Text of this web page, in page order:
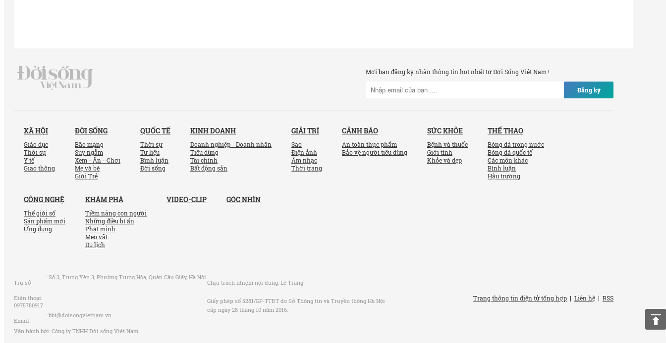
Mời bạn đăng ký nhận thông tin hot nhất từ Đời Sống Việt Nam !
Đăng ký
XÃ HỘI
Giáo dục
Thời sự
Y tế
Giao thông
ĐỜI SỐNG
Bão mạng
Suy ngẫm
Xem - Ăn - Chơi
Mẹ và bé
Giới Trẻ
QUỐC TẾ
Thời sự
Tư liệu
Bình luận
Đời sống
KINH DOANH
Doanh nghiệp - Doanh nhân
Tiêu dùng
Tài chính
Bất động sản
GIẢI TRÍ
Sao
Điện ảnh
Âm nhạc
Thời trang
CẢNH BÁO
An toàn thực phẩm
Bảo vệ người tiêu dùng
SỨC KHỎE
Bệnh và thuốc
Giới tính
Khỏe và đẹp
THỂ THAO
Bóng đá trong nước
Bóng đá quốc tế
Các môn khác
Bình luận
Hậu trường
CÔNG NGHỆ
Thế giới số
Sản phẩm mới
Ứng dụng
KHÁM PHÁ
Tiềm năng con người
Những điều bí ẩn
Phát minh
Mẹo vặt
Du lịch
VIDEO-CLIP GÓC NHÌN
Trụ sở
: Số 3, Trung Yên 3, Phường Trung Hòa, Quận Cầu Giấy, Hà Nội
Điện thoại:
0975780917
Email
: bbt@doisongvietnam.vn
Vận hành bởi: Công ty TNHH Đời sống Việt Nam
Chịu trách nhiệm nội dung: Lê Trang
Giấy phép số 5281/GP-TTĐT do Sở Thông tin và Truyền thông Hà Nội
cấp ngày 28 tháng 10 năm 2016.
Trang thông tin điện tử tổng hợp | Liên hệ | RSS